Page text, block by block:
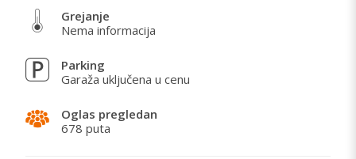
Grejanje
Nema informacija
Parking
Garaža uključena u cenu
Oglas pregledan
678 puta